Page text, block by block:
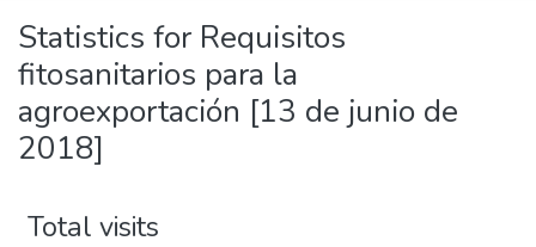
Estadísticas Externas
Statistics for Requisitos
fitosanitarios para la
agroexportación [13 de junio de
2018]
Total visits